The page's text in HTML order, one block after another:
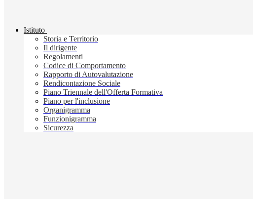
Istituto
Storia e Territorio
Il dirigente
Regolamenti
Codice di Comportamento
Rapporto di Autovalutazione
Rendicontazione Sociale
Piano Triennale dell'Offerta Formativa
Piano per l'inclusione
Organigramma
Funzionigramma
Sicurezza